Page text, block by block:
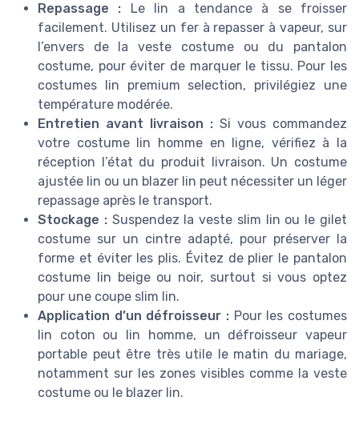
Repassage : Le lin a tendance à se froisser
facilement. Utilisez un fer à repasser à vapeur, sur
l’envers de la veste costume ou du pantalon
costume, pour éviter de marquer le tissu. Pour les
costumes lin premium selection, privilégiez une
température modérée.
Entretien avant livraison : Si vous commandez
votre costume lin homme en ligne, vérifiez à la
réception l’état du produit livraison. Un costume
ajustée lin ou un blazer lin peut nécessiter un léger
repassage après le transport.
Stockage :Suspendez la veste slim lin ou le gilet
costume sur un cintre adapté, pour préserver la
forme et éviter les plis. Évitez de plier le pantalon
costume lin beige ou noir, surtout si vous optez
pour une coupe slim lin.
Application d’un défroisseur : Pour les costumes
lin coton ou lin homme, un défroisseur vapeur
portable peut être très utile le matin du mariage,
notamment sur les zones visibles comme la veste
costume ou le blazer lin.